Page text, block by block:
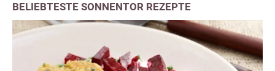
BELIEBTESTE SONNENTOR REZEPTE